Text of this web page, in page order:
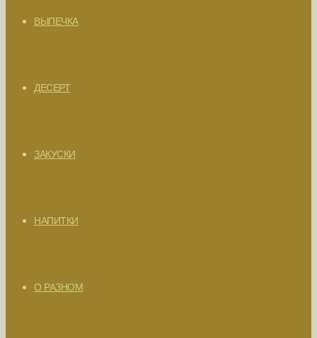
ВЫПЕЧКА
ДЕСЕРТ
ЗАКУСКИ
НАПИТКИ
О РАЗНОМ